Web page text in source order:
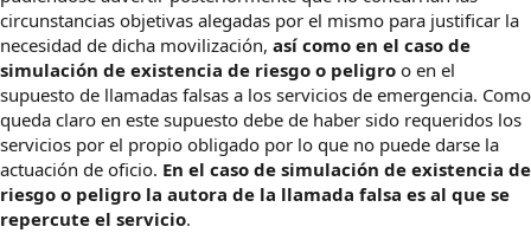
circunstancias objetivas alegadas por el mismo para justificar la
necesidad de dicha movilización, así como en el caso de
simulación de existencia de riesgo o peligro o en el
supuesto de llamadas falsas a los servicios de emergencia. Como
queda claro en este supuesto debe de haber sido requeridos los
servicios por el propio obligado por lo que no puede darse la
actuación de oficio. En el caso de simulación de existencia de
riesgo o peligro la autora de la llamada falsa es al que se
repercute el servicio.